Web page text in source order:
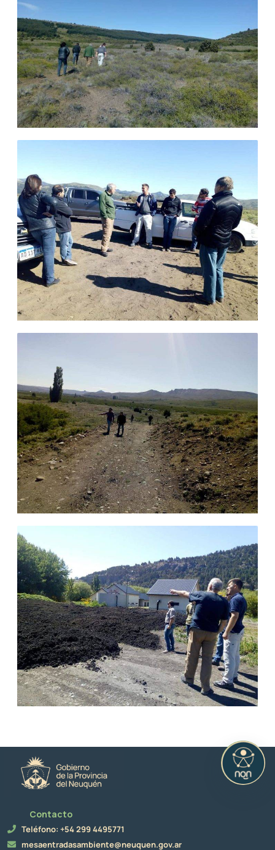
Contacto
Teléfono: +54 299 4495771
mesaentradasambiente@neuquen.gov.ar